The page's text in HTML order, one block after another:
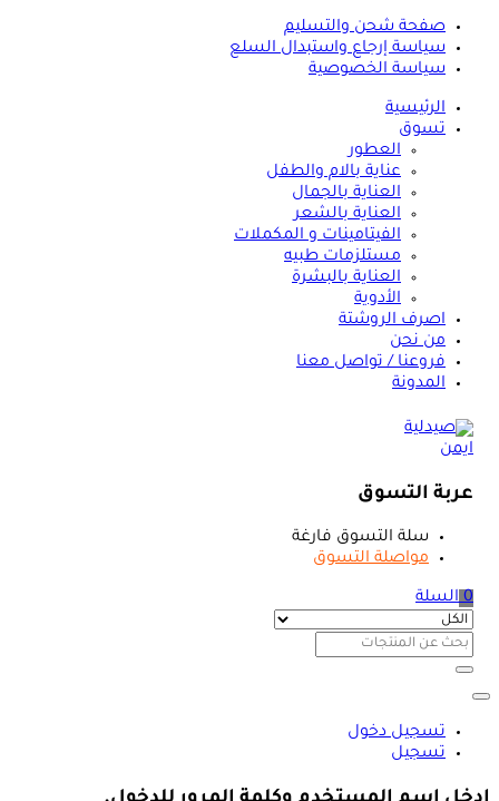
صفحة شحن والتسليم
سياسة إرجاع واستبدال السلع
سياسة الخصوصية
الرئيسية
تسوق
العطور
عناية بالام والطفل
العناية بالجمال
العناية بالشعر
الفيتامينات و المكملات
مستلزمات طبيه
العناية بالبشرة
الأدوية
اصرف الروشتة
من نحن
فروعنا / تواصل معنا
المدونة
عربة التسوق
سلة التسوق فارغة
مواصلة التسوق
0 السلة
تسجيل دخول
تسجيل